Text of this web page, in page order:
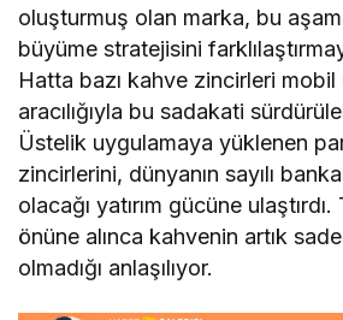
oluşturmuş olan marka, bu
büyüme stratejisini
Hatta bazı kahve zincirleri mobil
aracılığıyla bu sadakati
Üstelik uygulamaya yüklenen
zincirlerini, dünyanın sayılı
olacağı yatırım gücüne
önüne alınca kahvenin artık
olmadığı anlaşılıyor.